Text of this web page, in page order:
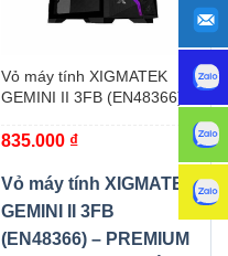
Vỏ máy tính XIGMATEK
GEMINI II 3FB (EN48366) –
KÈM 03 FAN XIGMATEK
835.000 ₫
Vỏ máy tính XIGMATEK
GEMINI II 3FB
(EN48366) – PREMIUM